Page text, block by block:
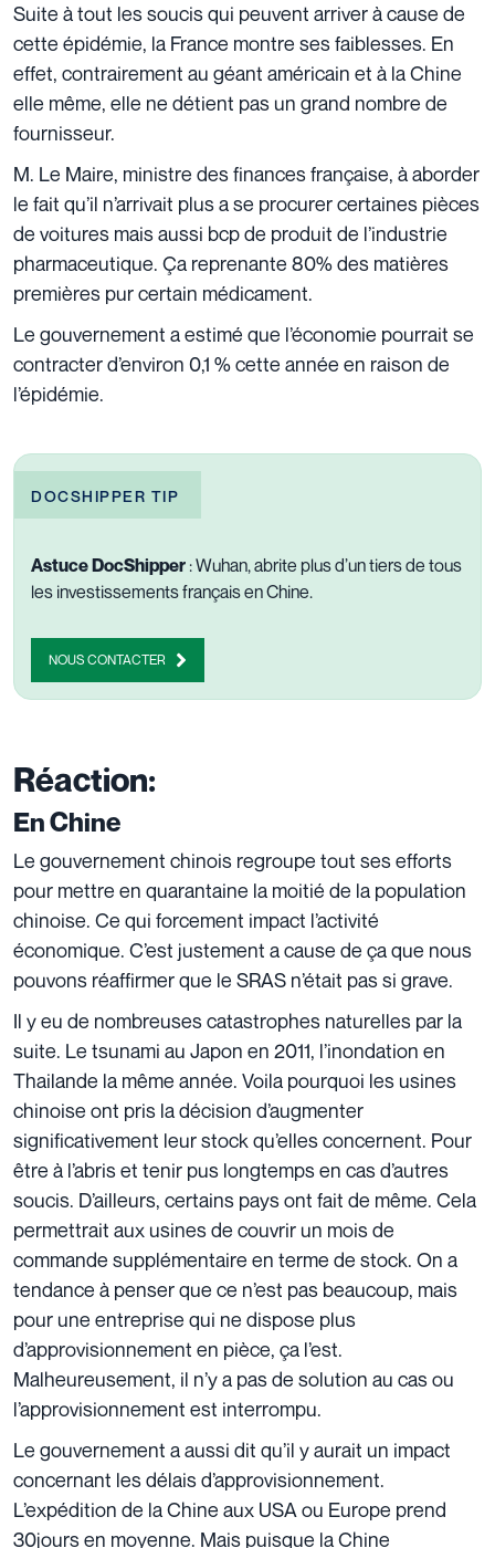
Suite à tout les soucis qui peuvent arriver à cause de
cette épidémie, la France montre ses faiblesses. En
effet, contrairement au géant américain et à la Chine
elle même, elle ne détient pas un grand nombre de
fournisseur.
M. Le Maire, ministre des finances française, à aborder
le fait qu’il n’arrivait plus a se procurer certaines pièces
de voitures mais aussi bcp de produit de l’industrie
pharmaceutique. Ça reprenante 80% des matières
premières pur certain médicament.
Le gouvernement a estimé que l’économie pourrait se
contracter d’environ 0,1 % cette année en raison de
l’épidémie.
DOCSHIPPER TIP
Astuce DocShipper : Wuhan, abrite plus d’un tiers de tous
les investissements français en Chine.
NOUS CONTACTER
Réaction:
En Chine
Le gouvernement chinois regroupe tout ses efforts
pour mettre en quarantaine la moitié de la population
chinoise. Ce qui forcement impact l’activité
économique. C’est justement a cause de ça que nous
pouvons réaffirmer que le SRAS n’était pas si grave.
Il y eu de nombreuses catastrophes naturelles par la
suite. Le tsunami au Japon en 2011, l’inondation en
Thailande la même année. Voila pourquoi les usines
chinoise ont pris la décision d’augmenter
significativement leur stock qu’elles concernent. Pour
être à l’abris et tenir pus longtemps en cas d’autres
soucis. D’ailleurs, certains pays ont fait de même. Cela
permettrait aux usines de couvrir un mois de
commande supplémentaire en terme de stock. On a
tendance à penser que ce n’est pas beaucoup, mais
pour une entreprise qui ne dispose plus
d’approvisionnement en pièce, ça l’est.
Malheureusement, il n’y a pas de solution au cas ou
l’approvisionnement est interrompu.
Le gouvernement a aussi dit qu’il y aurait un impact
concernant les délais d’approvisionnement.
L’expédition de la Chine aux USA ou Europe prend
30jours en moyenne. Mais puisque la Chine